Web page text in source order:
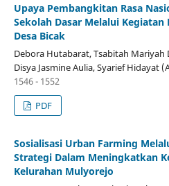
Upaya Pembangkitan Rasa
Sekolah Dasar Melalui Kegiatan
Desa Bicak
Debora Hutabarat, Tsabitah Mariyah
Disya Jasmine Aulia, Syarief Hidayat
1546 - 1552
PDF
Sosialisasi Urban Farming
Strategi Dalam Meningkatkan
Kelurahan Mulyorejo